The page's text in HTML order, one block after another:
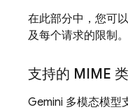
在此部分中，您可
及每个请求的限制。
支持的 MIME
Gemini 多模态模型